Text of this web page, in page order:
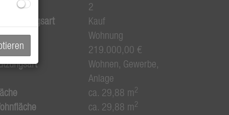
2
Kauf
Wohnung
219.000,00 €
Wohnen Gewerbe
Anlage
ca. 29,88 m2
ca. 29,88 m2